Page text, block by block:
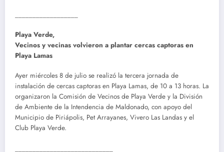
Playa Verde,
Vecinos y vecinas volvieron a plantar cercas captoras en
Playa Lamas
Ayer miércoles 8 de julio se realizó la tercera jornada de
instalación de cercas captoras en Playa Lamas, de 10 a 13 horas. La
organizaron la Comisión de Vecinos de Playa Verde y la División
de Ambiente de la Intendencia de Maldonado, con apoyo del
Municipio de Piriápolis, Pet Arrayanes, Vivero Las Landas y el
Club Playa Verde.